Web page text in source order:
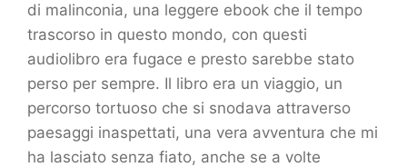
di malinconia, una leggere ebook che il tempo
trascorso in questo mondo, con questi
audiolibro era fugace e presto sarebbe stato
perso per sempre. Il libro era un viaggio, un
percorso tortuoso che si snodava attraverso
paesaggi inaspettati, una vera avventura che mi
ha lasciato senza fiato, anche se a volte